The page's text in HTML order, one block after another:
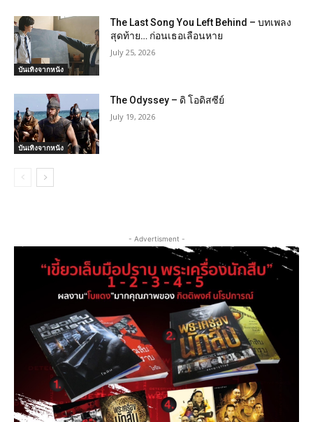
บันเทิงจากหนัง
​The Last Song You Left Behind – บทเพลง
สุดท้าย… ก่อนเธอเลือนหาย
July 25, 2026
บันเทิงจากหนัง
The Odyssey – ดิ โอดิสซีย์
July 19, 2026
- Advertisment -